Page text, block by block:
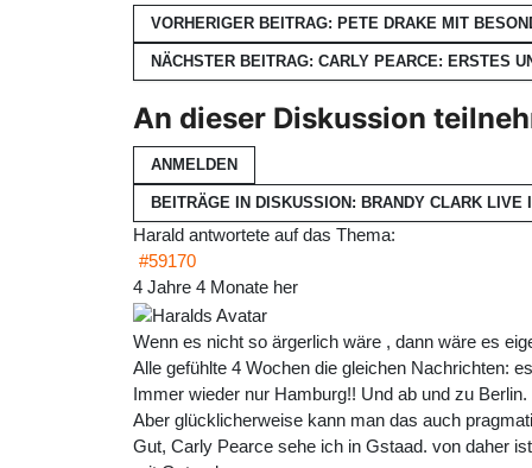
VORHERIGER BEITRAG: PETE DRAKE MIT
NÄCHSTER BEITRAG: CARLY PEARCE: ERSTES
An dieser Diskussion
ANMELDEN
BEITRÄGE IN DISKUSSION: BRANDY CLARK LIVE
Harald antwortete auf das Thema:
#59170
4 Jahre 4 Monate her
Wenn es nicht so ärgerlich wäre , dann wäre es
Alle gefühlte 4 Wochen die gleichen Nachrichten:
Immer wieder nur Hamburg!! Und ab und zu
Aber glücklicherweise kann man das auch
Gut, Carly Pearce sehe ich in Gstaad. von daher